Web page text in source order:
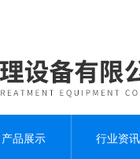
产品展示 行业资讯